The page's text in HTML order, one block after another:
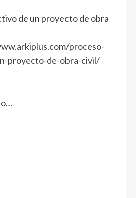
de un proyecto de obra
proceso-
proyecto-de-obra-civil/